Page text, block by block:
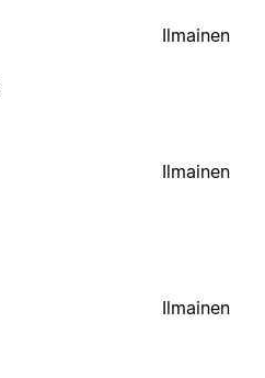
Ilmainen
Ilmainen
Ilmainen